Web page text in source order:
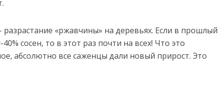
разрастание «ржавчины» на деревьях. Если в прошлый
сосен, то в этот раз почти на всех! Что это
абсолютно все саженцы дали новый прирост. Это